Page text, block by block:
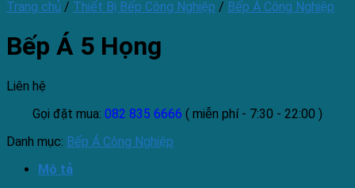
Trang chủ / Thiết Bị Bếp Công Nghiệp / Bếp Á Công Nghiệp
Bếp Á 5 Họng
Liên hệ
Gọi đặt mua: 082 835 6666 ( miễn phí - 7:30 - 22:00 )
Danh mục: Bếp Á Công Nghiệp
Mô tả